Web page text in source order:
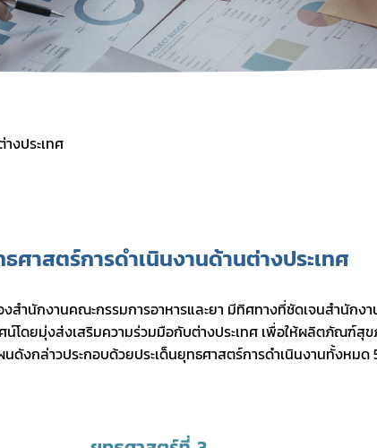
งประเทศ
ศาสตร์การดำเนินงานด้านต่างประเทศ
น์โดยมุ่งส่งเสริมความร่วมมือกับต่างประเทศ เพื่อให้ผลิตภัณฑ์
ดังกล่าวประกอบด้วยประเด็นยุทธศาสตร์การดำเนินงานทั้งหมด